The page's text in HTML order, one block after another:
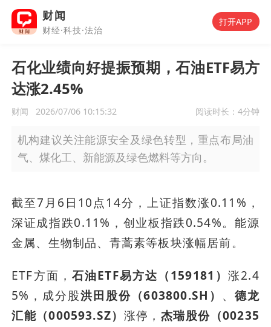
财闻
财经·科技·法治
打开APP
石化业绩向好提振预期，石油ETF易方
达涨2.45%
财闻 2026/07/06 10:15:32 阅读时长： 4分钟
机构建议关注能源安全及绿色转型，重点布局油
气、煤化工、新能源及绿色燃料等方向。
截至7月6日10点14分，上证指数涨0.11%，
深证成指跌0.11%，创业板指跌0.54%。能源
金属、生物制品、青蒿素等板块涨幅居前。
ETF方面， 石油ETF易方达（159181）涨2.4
5%，成分股洪田股份（603800.SH） 、 德龙
汇能（000593.SZ） 涨停， 杰瑞股份（00235